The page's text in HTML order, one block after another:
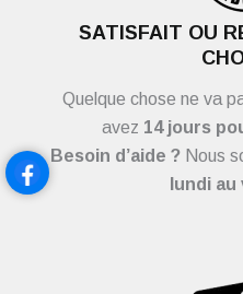
SATISFAIT OU
Quelque chose ne va
avez 14 jours
Besoin d’aide ? Nous
lundi